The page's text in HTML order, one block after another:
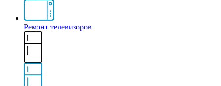
Ремонт телевизоров